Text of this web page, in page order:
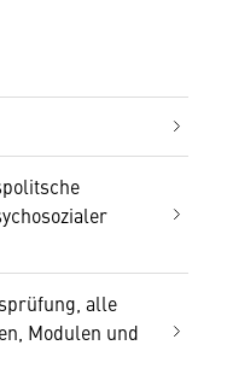
alle
Modulen und